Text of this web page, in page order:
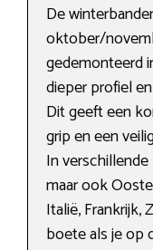
De
oktober/
gedemonteerd
dieper profiel
Dit geeft een
grip en een
In
maar ook
Italië, Frankrijk,
boete als je op